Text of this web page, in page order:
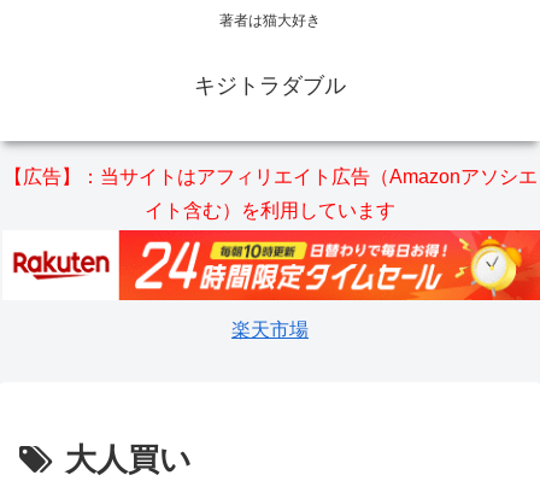
著者は猫大好き
キジトラダブル
【広告】：当サイトはアフィリエイト広告（Amazonアソシエ
イト含む）を利用しています
楽天市場
大人買い